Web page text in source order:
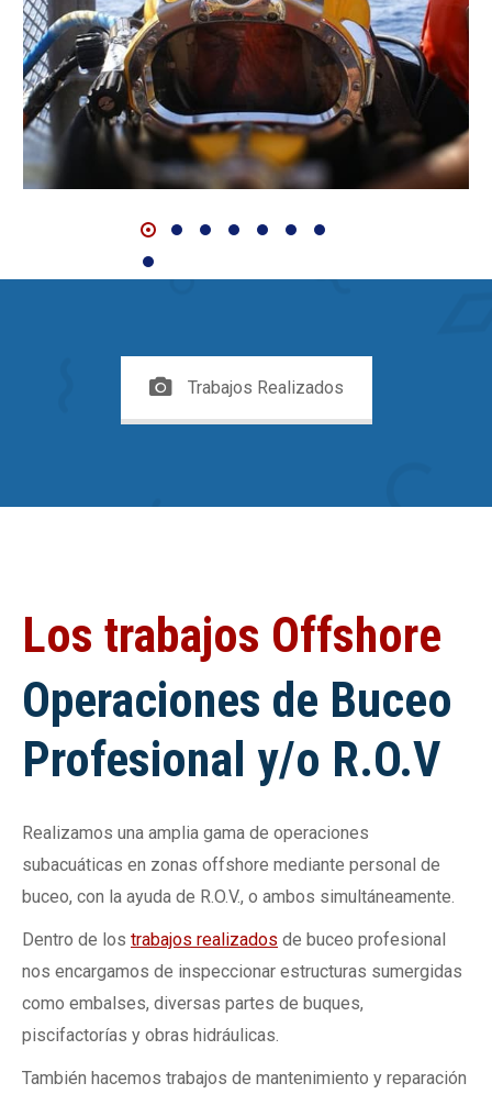
Trabajos Realizados
Los trabajos Offshore
Operaciones de Buceo
Profesional y/o R.O.V
Realizamos una amplia gama de operaciones
subacuáticas en zonas offshore mediante personal de
buceo, con la ayuda de R.O.V., o ambos simultáneamente.
Dentro de los trabajos realizados de buceo profesional
nos encargamos de inspeccionar estructuras sumergidas
como embalses, diversas partes de buques,
piscifactorías y obras hidráulicas.
También hacemos trabajos de mantenimiento y reparación